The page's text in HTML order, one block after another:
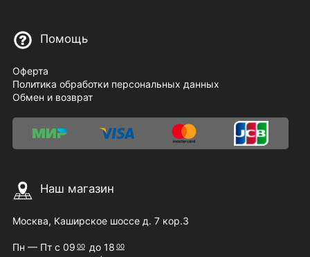
Помощь
Оферта
Политика обработки персональных данных
Обмен и возврат
Наш магазин
Москва, Каширское шоссе д. 7 кор.3
Пн — Пт с 09 00 до 18 00